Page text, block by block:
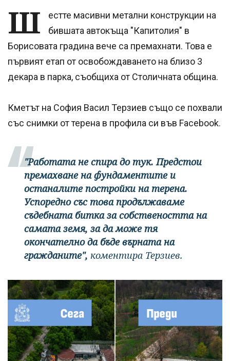
Ш
естте масивни метални конструкции на
бившата автокъща "Капитолия" в
Борисовата градина вече са премахнати. Това е
първият етап от освобождаването на близо 3
декара в парка, съобщиха от Столичната община.
Кметът на София Васил Терзиев също се похвали
със снимки от терена в профила си във Facebook.
"Работата не спира до тук. Предстои
премахване на фундаментите и
останалите постройки на терена.
Успоредно със това продължаваме
съдебната битка за собствеността на
самата земя, за да може тя
окончателно да бъде върната на
гражданите", коментира Терзиев.